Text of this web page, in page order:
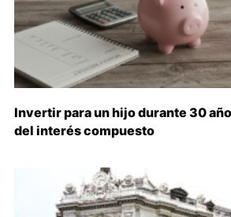
Invertir para un hijo durante 30
del interés compuesto